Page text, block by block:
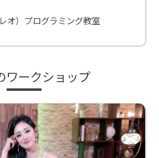
オ）プログラミング教室
ワークショップ